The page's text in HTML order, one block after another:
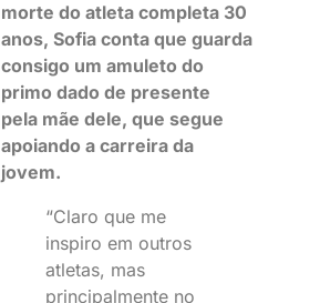
morte do atleta completa 30
anos, Sofia conta que guarda
consigo um amuleto do
primo dado de presente
pela mãe dele, que segue
apoiando a carreira da
jovem.
“Claro que me
inspiro em outros
atletas, mas
principalmente no